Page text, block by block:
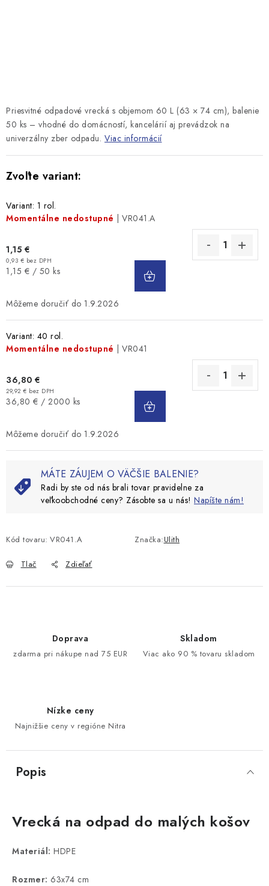
Priesvitné odpadové vrecká s objemom 60 L (63 × 74 cm), balenie
50 ks – vhodné do domácností, kancelárií aj prevádzok na
univerzálny zber odpadu. Viac informácií
Variant: 1 rol.
Momentálne nedostupné
| VR041.A
1,15 €
0,93 € bez DPH
Jednotková
1,15 € / 50 ks
1.9.2026
Variant: 40 rol.
Momentálne nedostupné
| VR041
36,80 €
29,92 € bez DPH
Jednotková
36,80 € / 2000 ks
1.9.2026
MÁTE ZÁUJEM O VÄČŠIE BALENIE?
Radi by ste od nás brali tovar pravidelne za
veľkoobchodné ceny? Zásobte sa u nás! Napíšte nám!
Kód tovaru: VR041.A Značka:Ulith
Tlač Zdieľať
Doprava
zdarma pri nákupe nad 75 EUR
Skladom
Viac ako 90 % tovaru skladom
Nízke ceny
Najnižšie ceny v regióne Nitra
Popis
Vrecká na odpad do malých košov
Materiál: HDPE
Rozmer: 63x74 cm